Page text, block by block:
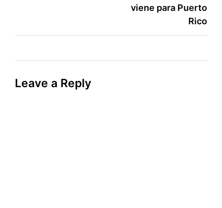
viene para Puerto
Rico
Leave a Reply